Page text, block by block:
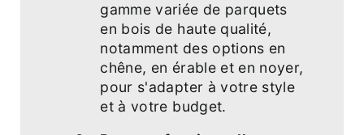
gamme variée de parquets
en bois de haute qualité,
notamment des options en
chêne, en érable et en noyer,
pour s'adapter à votre style
et à votre budget.